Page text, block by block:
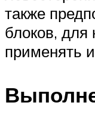
также
блоков,
применять